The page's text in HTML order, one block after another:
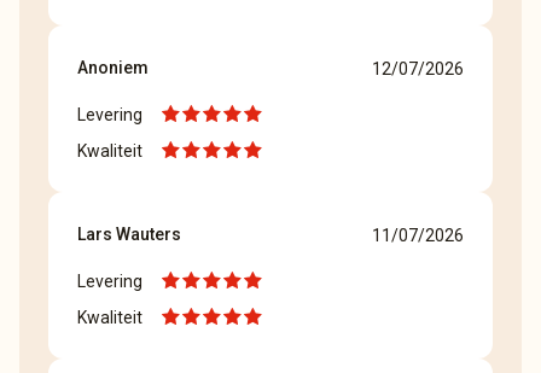
Anoniem 12/07/2026
Levering
Kwaliteit
Lars Wauters 11/07/2026
Levering
Kwaliteit